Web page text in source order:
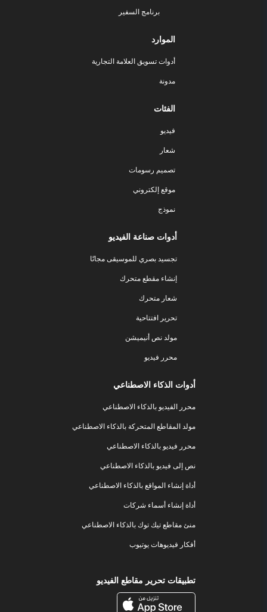
برنامج السفير
الموارد
أدوات تسويق العلامة التجارية
مدونة
الفئات
فيديو
شعار
تصميم رسومات
موقع إلكتروني
نموذج
أدوات صناعة الفيديو
تجسيد بصري للموسيقى مجانًا
إنشاء مقطع متحرك
شعار متحرك
تحرير افتتاحية
مولد نص أنيميشن
محرر فيديو
أدوات الذكاء الاصطناعي
محرر الفيديو بالذكاء الاصطناعي
مولد المقاطع المتحركة بالذكاء الاصطناعي
محرر فيديو بالذكاء الاصطناعي
نص إلى فيديو بالذكاء الاصطناعي
أداة إنشاء المواقع بالذكاء الاصطناعي
أداة إنشاء أسماء شركات
منئ مقاطع تيك توك بالذكاء الاصطناعي
أفكار فيديوهات يوتيوب
تطبيقات تحرير مقاطع الفيديو